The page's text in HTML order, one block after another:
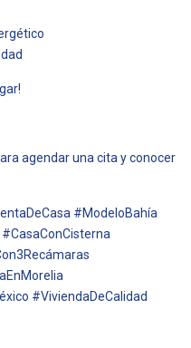
agendar una cita y conocer
#ModeloBahía
#ViviendaDeCalidad